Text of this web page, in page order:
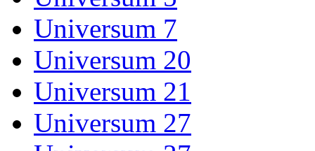
Universum 7
Universum 20
Universum 21
Universum 27